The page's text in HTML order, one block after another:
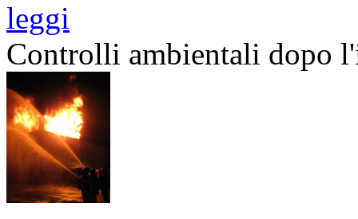
leggi
Controlli ambientali dopo